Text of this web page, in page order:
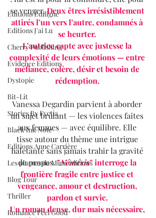
Editions Ediligne
Editions J'ai Lu
Cherry Publishing
Evidence Editions
Dystopie
Bit-Lit
Stories By Fyctia
Black Ink Note
Editions Anne Carrière
Les plumes de Mimi éditions
Blog Tour
Thriller
Romance Feel Good
se venger. Deux êtres irrésistiblement
attirés l’un vers l’autre, condamnés à
se heurter.
L’autrice capte avec justesse la
complexité de leurs émotions — entre
méfiance, colère, désir et besoin de
rédemption.
Vanessa Degardin parvient à aborder
un sujet brûlant — les violences faites
aux femmes — avec équilibre. Elle
tisse autour du thème une intrigue
haletante sans jamais trahir la gravité
du propos. "Némésis" interroge la
frontière fragile entre justice et
vengeance, amour et destruction,
pardon et survie.
Un roman dense, dur mais nécessaire,